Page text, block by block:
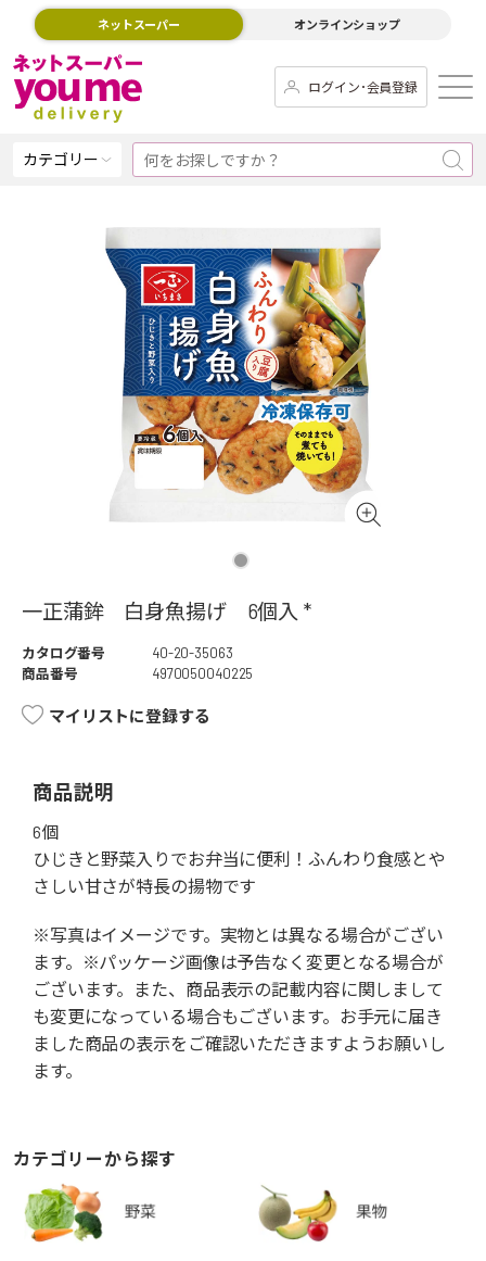
ネットスーパー オンラインショップ
ログイン･会員登録
カテゴリー
一正蒲鉾 白身魚揚げ 6個入 *
カタログ番号
40-20-35063
商品番号
4970050040225
マイリストに登録する
商品説明
6個
ひじきと野菜入りでお弁当に便利！ふんわり食感とや
さしい甘さが特長の揚物です
※写真はイメージです。実物とは異なる場合がござい
ます。※パッケージ画像は予告なく変更となる場合が
ございます。また、商品表示の記載内容に関しまして
も変更になっている場合もございます。お手元に届き
ました商品の表示をご確認いただきますようお願いし
ます。
カテゴリーから探す